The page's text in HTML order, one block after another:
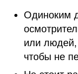
Одиноким
или людей,
чтобы не